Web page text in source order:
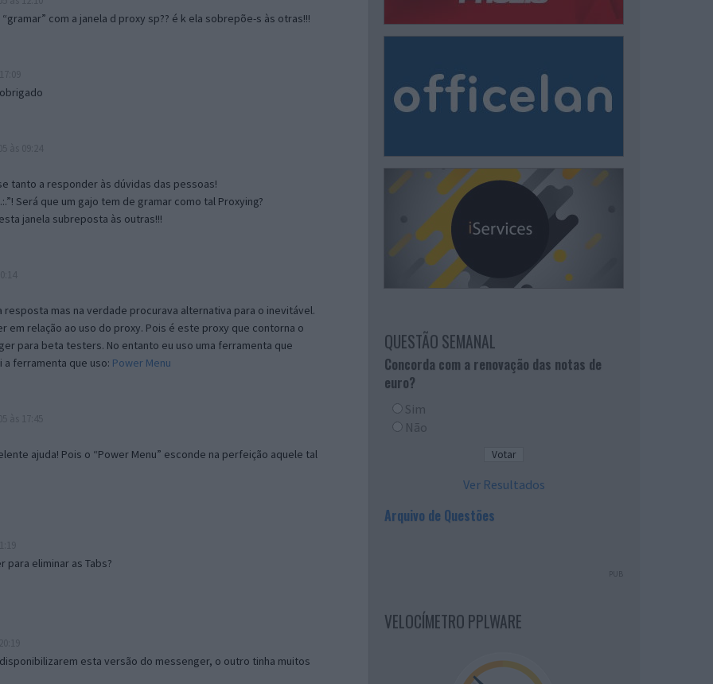
com a janela d proxy sp?? é k ela sobrepõe-s às otras!!!
tanto a responder às dúvidas das pessoas!
Será que um gajo tem de gramar como tal Proxying?
janela subreposta às outras!!!
mas na verdade procurava alternativa para o inevitável.
em relação ao uso do proxy. Pois é este proxy que contorna o
para beta testers. No entanto eu uso uma ferramenta que
ferramenta que uso: Power Menu
ajuda! Pois o “Power Menu” esconde na perfeição aquele tal
para eliminar as Tabs?
esta versão do messenger, o outro tinha muitos
QUESTÃO SEMANAL
Concorda com a renovação das notas de
euro?
Sim
Não
Ver Resultados
Arquivo de Questões
PUB
VELOCÍMETRO PPLWARE